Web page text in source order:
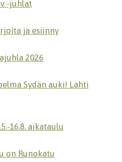
-juhlat
ja esiinny
2026
Sydän auki! Lahti
16.8. aikataulu
on Runokatu